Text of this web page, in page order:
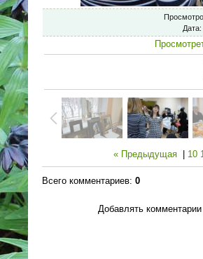
Дата:
« Предыдущая| 10
Всего комментариев: 0
Добавлять